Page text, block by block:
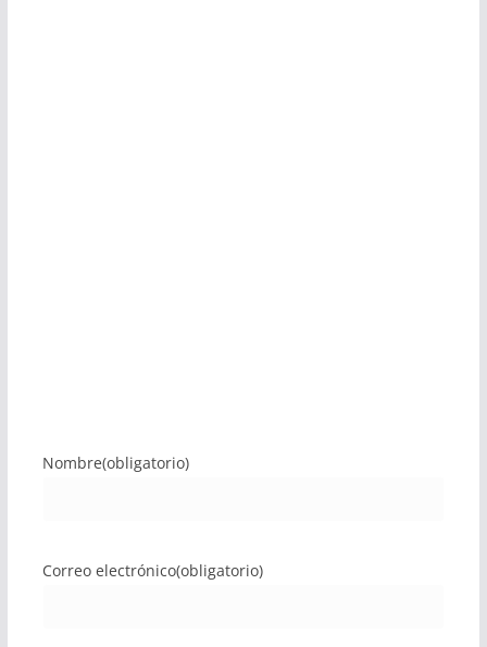
Nombre(obligatorio)
Correo electrónico(obligatorio)